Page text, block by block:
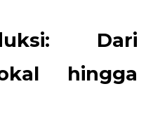
Dari
hingga